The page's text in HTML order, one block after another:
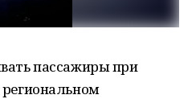
пассажиры при
региональном